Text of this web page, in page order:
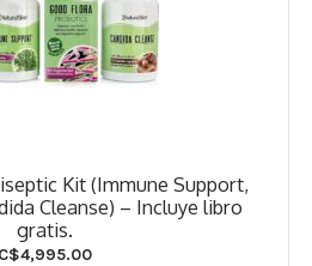
Kit (Immune Support,
Cleanse) – Incluye libro
gratis.
C$4,995.00